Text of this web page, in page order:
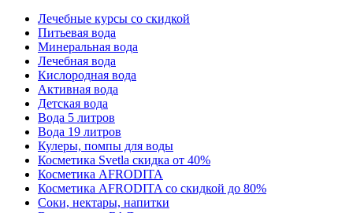
Лечебные курсы со скидкой
Питьевая вода
Минеральная вода
Лечебная вода
Кислородная вода
Активная вода
Детская вода
Вода 5 литров
Вода 19 литров
Кулеры, помпы для воды
Косметика Svetla скидка от 40%
Косметика AFRODITA
Косметика AFRODITA со скидкой до 80%
Соки, нектары, напитки